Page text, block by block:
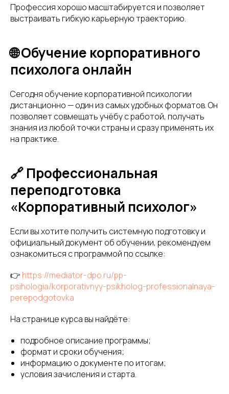
Профессия хорошо масштабируется и позволяет
выстраивать гибкую карьерную траекторию.
🌐 Обучение корпоративного
психолога онлайн
Сегодня обучение корпоративной психологии
дистанционно — один из самых удобных форматов. Он
позволяет совмещать учёбу с работой, получать
знания из любой точки страны и сразу применять их
на практике.
🔗 Профессиональная
переподготовка
«Корпоративный психолог»
Если вы хотите получить системную подготовку и
официальный документ об обучении, рекомендуем
ознакомиться с программой по ссылке:
👉 https://mediator-dpo.ru/pp-
psihologia/korporativnyy-psikholog-professionalnaya-
perepodgotovka
На странице курса вы найдёте:
подробное описание программы;
формат и сроки обучения;
информацию о документе по итогам;
условия зачисления и старта.